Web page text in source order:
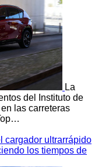
La
del Instituto de
las carreteras
cargador ultrarrápido
los tiempos de